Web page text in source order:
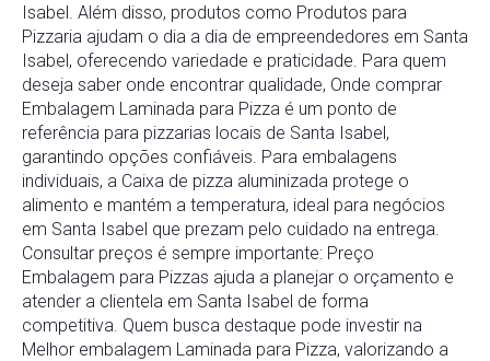
Isabel. Além disso, produtos como Produtos para
Pizzaria ajudam o dia a dia de empreendedores em Santa
Isabel, oferecendo variedade e praticidade. Para quem
deseja saber onde encontrar qualidade, Onde comprar
Embalagem Laminada para Pizza é um ponto de
referência para pizzarias locais de Santa Isabel,
garantindo opções confiáveis. Para embalagens
individuais, a Caixa de pizza aluminizada protege o
alimento e mantém a temperatura, ideal para negócios
em Santa Isabel que prezam pelo cuidado na entrega.
Consultar preços é sempre importante: Preço
Embalagem para Pizzas ajuda a planejar o orçamento e
atender a clientela em Santa Isabel de forma
competitiva. Quem busca destaque pode investir na
Melhor embalagem Laminada para Pizza, valorizando a